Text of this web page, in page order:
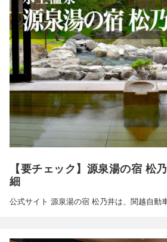
【要チェック】源泉湯の宿 松
細
公式サイト 源泉湯の宿 松乃井は、関越自動